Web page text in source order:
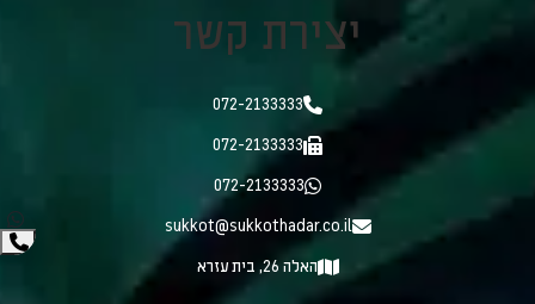
יצירת קשר
072-2133333
072-2133333
072-2133333
sukkot@sukkothadar.co.il
האלה 26, בית עזרא